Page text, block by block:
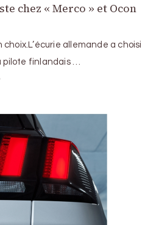
chez « Merco » et Ocon
allemande a choisi
finlandais …